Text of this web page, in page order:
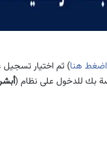
اضغط هنا) ثم اختيار تسجيل